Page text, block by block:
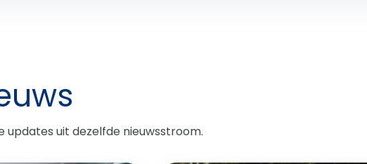
updates uit dezelfde nieuwsstroom.